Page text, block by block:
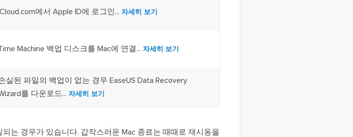
벨소리 에디터
iPhone용 벨소리 만들기
에서 Apple ID에 로그인... 자세히 보기
Machine 백업 디스크를 Mac에 연결... 자세히 보기
실된 파일의 백업이 없는 경우 EaseUS Data Recovery
를 다운로드... 자세히 보기
는 경우가 있습니다. 갑작스러운 Mac 종료는 때때로 재시동을